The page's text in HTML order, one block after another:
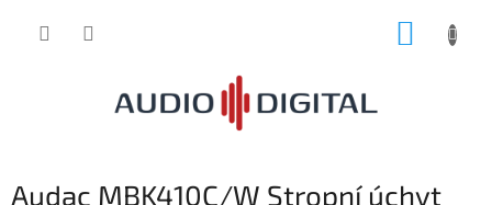
Audac MBK410C/W Stropní úchyt